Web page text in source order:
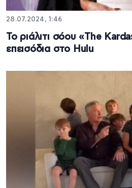
28.07.2024, 1:46
Το ριάλιτι σόου «The
επεισόδια στο Hulu